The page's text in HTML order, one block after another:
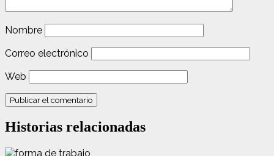
Nombre
Correo electrónico
Web
Historias relacionadas